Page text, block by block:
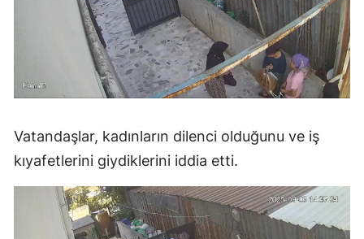
Vatandaşlar, kadınların dilenci olduğunu ve iş
kıyafetlerini giydiklerini iddia etti.